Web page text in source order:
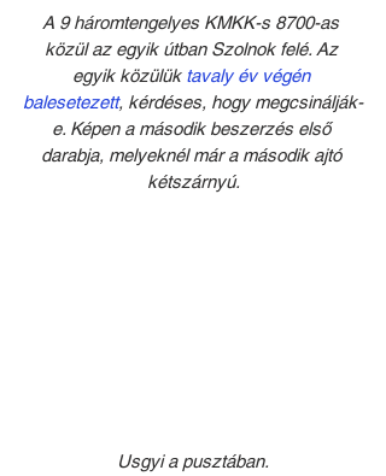
A 9 háromtengelyes KMKK-s 8700-as
közül az egyik útban Szolnok felé. Az
egyik közülük tavaly év végén
balesetezett, kérdéses, hogy megcsinálják-
e. Képen a második beszerzés első
darabja, melyeknél már a második ajtó
kétszárnyú.
Usgyi a pusztában.